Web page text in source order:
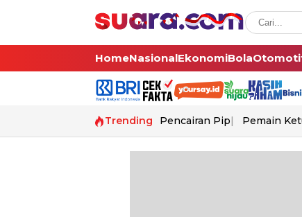
HomeNasionalEkonomiBola
Trending Pencairan Pip Pemain